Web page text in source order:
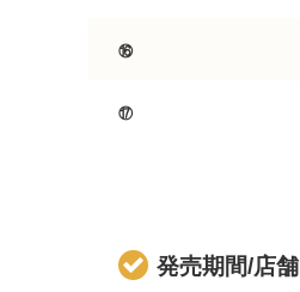
⑯
⑰
発売期間/店舗